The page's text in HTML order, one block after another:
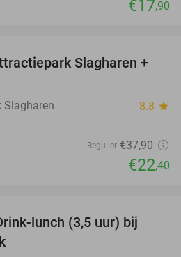
€17,90
41%
Slagharen +
Slagharen 8.8 star
Regulier €37,90
€22,40
lunch (3,5 uur) bij